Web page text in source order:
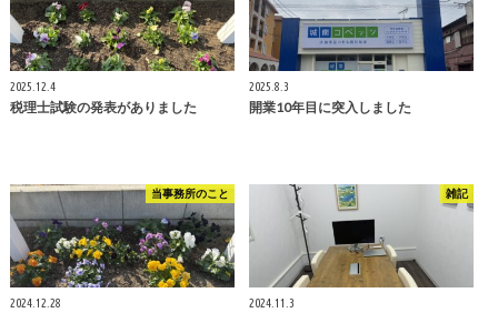
2025.12.4
税理士試験の発表がありました
2025.8.3
開業10年目に突入しました
当事務所のこと
2024.12.28
雑記
2024.11.3